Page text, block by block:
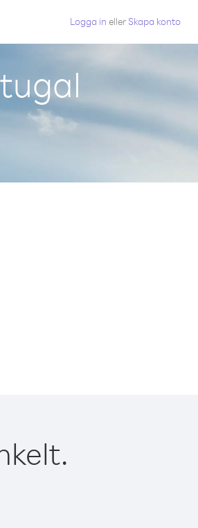
Logga in eller Skapa konto